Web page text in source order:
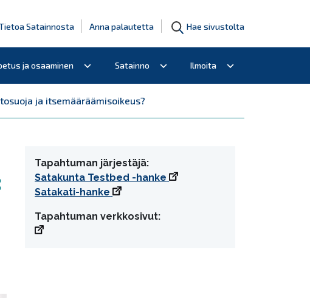
Satainnosta Anna palautetta Hae sivustolta
ja osaaminen Satainno Ilmoita
ja itsemääräämisoikeus?
Tapahtuman järjestäjä:
Satakunta Testbed -hanke
Satakati-hanke
Tapahtuman verkkosivut: